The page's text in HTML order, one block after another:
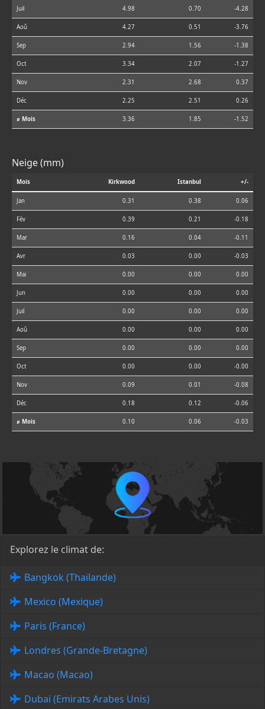
Juil 4.98 0.70 -4.28
Aoû 4.27 0.51 -3.76
Sep 2.94 1.56 -1.38
Oct 3.34 2.07 -1.27
Nov 2.31 2.68 0.37
Déc 2.25 2.51 0.26
⌀ Mois 3.36 1.85 -1.52
Neige (mm)
Mois Kirkwood Istanbul +/-
Jan 0.31 0.38 0.06
Fév 0.39 0.21 -0.18
Mar 0.16 0.04 -0.11
Avr 0.03 0.00 -0.03
Mai 0.00 0.00 0.00
Jun 0.00 0.00 0.00
Juil 0.00 0.00 0.00
Aoû 0.00 0.00 0.00
Sep 0.00 0.00 0.00
Oct 0.00 0.00 -0.00
Nov 0.09 0.01 -0.08
Déc 0.18 0.12 -0.06
⌀ Mois 0.10 0.06 -0.03
Explorez le climat de:
Bangkok (Thaïlande)
Mexico (Mexique)
Paris (France)
Londres (Grande-Bretagne)
Macao (Macao)
Dubai (Emirats Arabes Unis)